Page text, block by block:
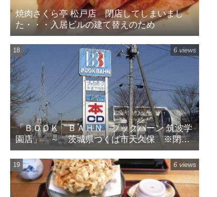
焼肉さくら亭 松戸店 閉店してしまいまし
た・・・入居ビルの建て替えのため
「ＢＯＯＫ ＢＡＨＮ ブックバーン 筑波学
園店」 ～ 茨城県つくば市天久保 ※閉店
してます
6 views
6 views